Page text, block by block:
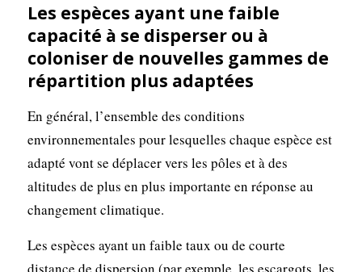
Les espèces ayant une faible
capacité à se disperser ou à
coloniser de nouvelles gammes de
répartition plus adaptées
En général, l’ensemble des conditions
environnementales pour lesquelles chaque espèce est
adapté vont se déplacer vers les pôles et à des
altitudes de plus en plus importante en réponse au
changement climatique.
Les espèces ayant un faible taux ou de courte